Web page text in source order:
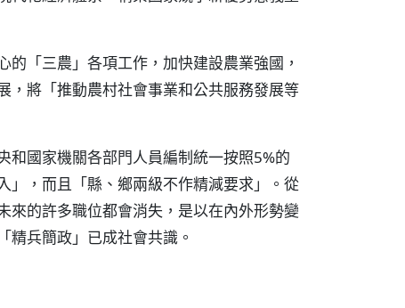
「三農」各項工作，加快建設農業強國，
，將「推動農村社會事業和公共服務發展等
和國家機關各部門人員編制統一按照5%的
」，而且「縣、鄉兩級不作精減要求」。從
來的許多職位都會消失，是以在內外形勢變
精兵簡政」已成社會共識。